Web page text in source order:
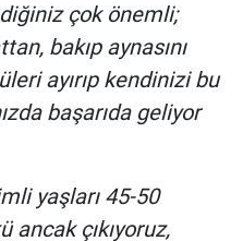
çok önemli;
bakıp aynasını
ayırıp kendinizi bu
başarıda geliyor
yaşları 45-50
ancak çıkıyoruz,